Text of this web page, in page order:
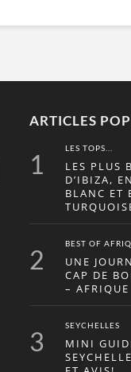
ARTICLES
1
LES TOPS...
LES PLUS
D’IBIZA,
BLANC ET
2
BEST OF
UNE
CAP DE
–
3
SEYCHELLES
MINI